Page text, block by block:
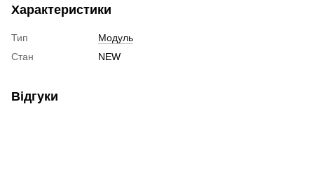
Характеристики
Тип
Модуль
Стан
NEW
Відгуки